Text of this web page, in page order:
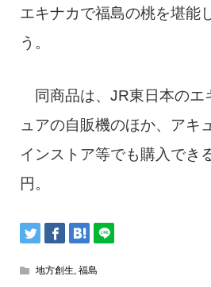
エキナカで福島の桃を堪能
う。
同商品は、JR東日本のエ
ュアの自販機のほか、アキ
インストア等でも購入でき
円。
地方創生 福島